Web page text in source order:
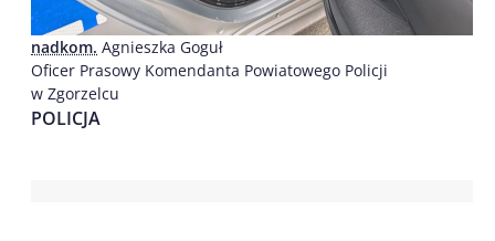
nadkom. Agnieszka Goguł
Oficer Prasowy Komendanta Powiatowego Policji
w Zgorzelcu
POLICJA